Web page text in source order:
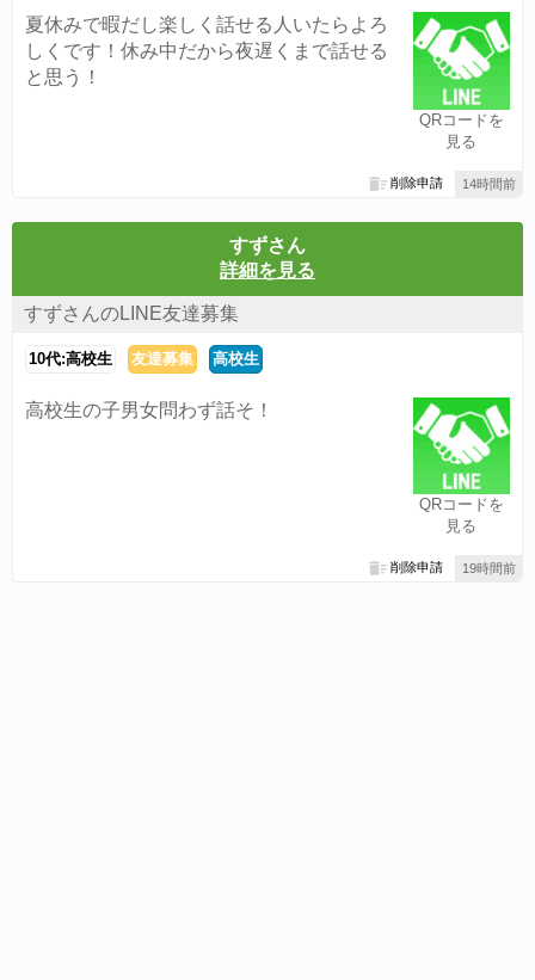
QRコードを
見る
夏休みで暇だし楽しく話せる人いたらよろ
しくです！休み中だから夜遅くまで話せる
と思う！
14時間前
削除申請
すずさん
詳細を見る
すずさんのLINE友達募集
10代:高校生 友達募集 高校生
QRコードを
見る
高校生の子男女問わず話そ！
19時間前
削除申請